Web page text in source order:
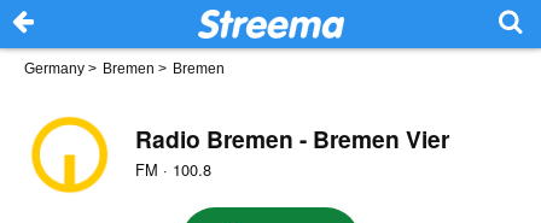
Germany > Bremen > Bremen
Radio Bremen - Bremen Vier
FM · 100.8